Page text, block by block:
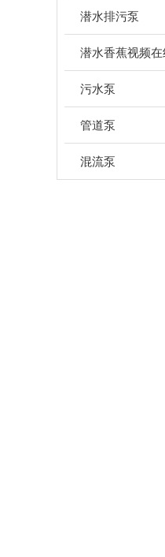
潜水排污泵
潜水香蕉视频
污水泵
管道泵
混流泵